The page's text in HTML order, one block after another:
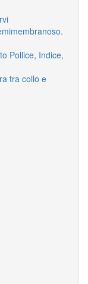
Pollice, Indice,
tra collo e